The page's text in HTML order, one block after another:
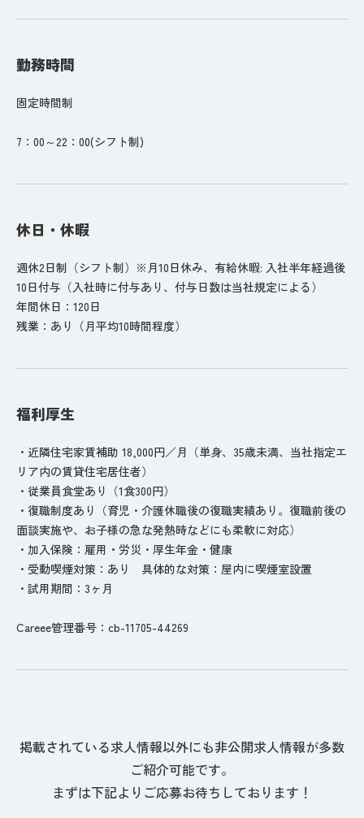
勤務時間
固定時間制
7：00～22：00(シフト制)
休日・休暇
週休2日制（シフト制）※月10日休み、有給休暇: 入社半年経過後
10日付与（入社時に付与あり、付与日数は当社規定による）
年間休日：120日
残業：あり（月平均10時間程度）
福利厚生
・近隣住宅家賃補助 18,000円／月（単身、35歳未満、当社指定エ
リア内の賃貸住宅居住者）
・従業員食堂あり（1食300円）
・復職制度あり（育児・介護休職後の復職実績あり。復職前後の
面談実施や、お子様の急な発熱時などにも柔軟に対応）
・加入保険：雇用・労災・厚生年金・健康
・受動喫煙対策：あり 具体的な対策：屋内に喫煙室設置
・試用期間：3ヶ月
Careee管理番号：cb-11705-44269
掲載されている求人情報以外にも非公開求人情報が多数
ご紹介可能です。
まずは下記よりご応募お待ちしております！